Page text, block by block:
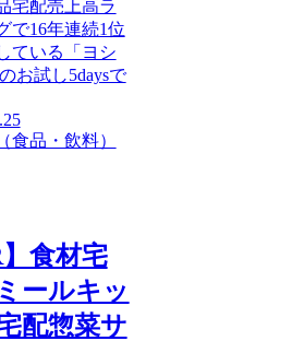
宅配売上高ラ
で16年連続1位
ている「ヨシ
お試し5daysで
食品・飲料）
】食材宅
ールキッ
配惣菜サ